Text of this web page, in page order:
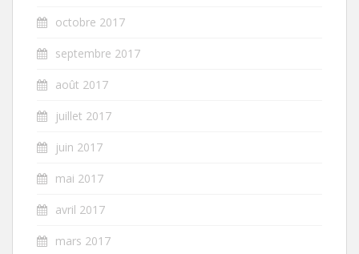
octobre 2017
septembre 2017
août 2017
juillet 2017
juin 2017
mai 2017
avril 2017
mars 2017